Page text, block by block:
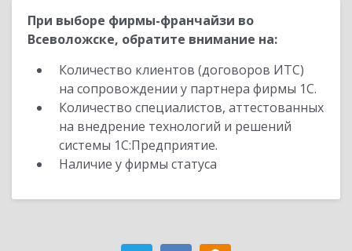
При выборе фирмы-франчайзи во
Всеволожске, обратите внимание на:
Количество клиентов (договоров ИТС)
на сопровождении у партнера фирмы 1С.
Количество специалистов, аттестованных
на внедрение технологий и решений
системы 1С:Предприятие.
Наличие у фирмы статуса